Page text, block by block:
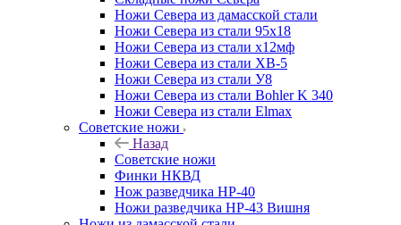
Ножи Севера из дамасской стали
Ножи Севера из стали 95х18
Ножи Севера из стали х12мф
Ножи Севера из стали ХВ-5
Ножи Севера из стали У8
Ножи Севера из стали Bohler K 340
Ножи Севера из стали Elmax
Советские ножи
Назад
Советские ножи
Финки НКВД
Нож разведчика НР-40
Ножи разведчика НР-43 Вишня